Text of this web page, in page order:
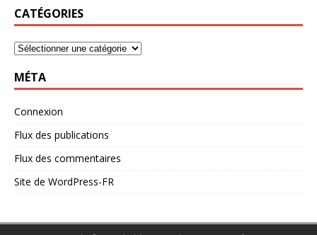
CATÉGORIES
MÉTA
Connexion
Flux des publications
Flux des commentaires
Site de WordPress-FR